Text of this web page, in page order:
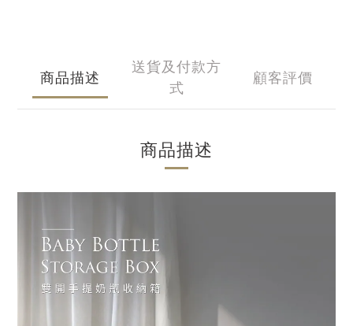
商品描述
送貨及付款方
式
顧客評價
商品描述